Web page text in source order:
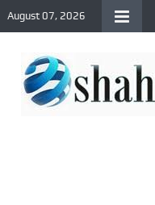
August 07, 2026